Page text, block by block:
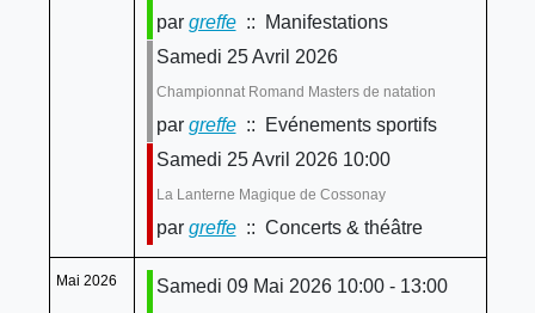
par greffe:: Manifestations
Samedi 25 Avril 2026
Championnat Romand Masters de natation
par greffe:: Evénements sportifs
Samedi 25 Avril 2026 10:00
La Lanterne Magique de Cossonay
par greffe:: Concerts & théâtre
Mai 2026 Samedi 09 Mai 2026 10:00 - 13:00